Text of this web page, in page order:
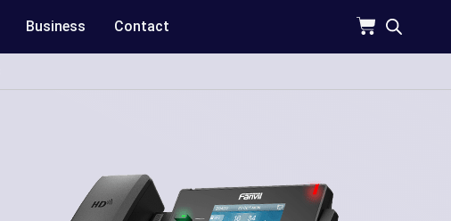
Business Contact